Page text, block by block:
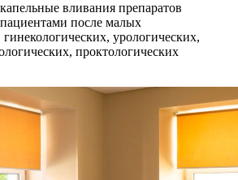
вливания препаратов
после малых
урологических,
проктологических